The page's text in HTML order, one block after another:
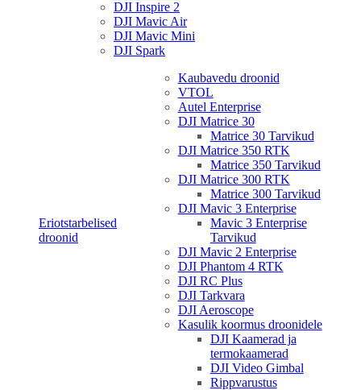
DJI Inspire 2
DJI Mavic Air
DJI Mavic Mini
DJI Spark
Eriotstarbelised
droonid
Kaubavedu droonid
VTOL
Autel Enterprise
DJI Matrice 30
Matrice 30 Tarvikud
DJI Matrice 350 RTK
Matrice 350 Tarvikud
DJI Matrice 300 RTK
Matrice 300 Tarvikud
DJI Mavic 3 Enterprise
Mavic 3 Enterprise
Tarvikud
DJI Mavic 2 Enterprise
DJI Phantom 4 RTK
DJI RC Plus
DJI Tarkvara
DJI Aeroscope
Kasulik koormus droonidele
DJI Kaamerad ja
termokaamerad
DJI Video Gimbal
Rippvarustus